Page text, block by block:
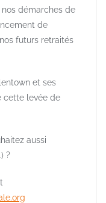
démarches de
de
futurs retraités
et ses
cette levée de
aussi
?